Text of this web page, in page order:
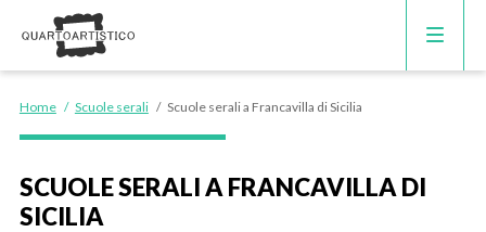
SCUOLE PRIVATE
Home / Scuole serali / Scuole serali a Francavilla di Sicilia
SCUOLE SERALI A FRANCAVILLA DI
SICILIA